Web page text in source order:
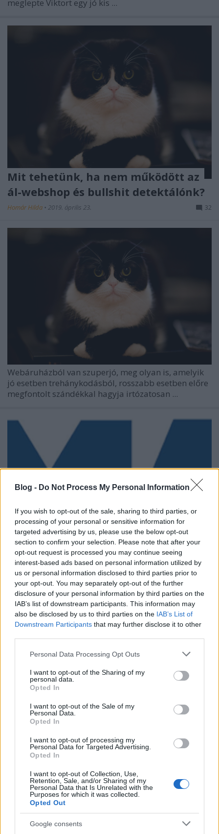
Blog - Do Not Process My Personal Information
If you wish to opt-out of the sale, sharing to third parties, or
processing of your personal or sensitive information for
targeted advertising by us, please use the below opt-out
section to confirm your selection. Please note that after your
opt-out request is processed you may continue seeing
interest-based ads based on personal information utilized by
us or personal information disclosed to third parties prior to
your opt-out. You may separately opt-out of the further
disclosure of your personal information by third parties on the
IAB’s list of downstream participants. This information may
also be disclosed by us to third parties on the IAB’s List of
Downstream Participants that may further disclose it to other
Please note that this website/app uses one or more Google
not limited to your visit or usage behaviour. You may click to
grant or deny consent to Google and its third-party tags to
use your data for below specified purposes in below Google
consent section.
Personal Data Processing Opt Outs
I want to opt-out of the Sharing of my
personal data.
Opted In
I want to opt-out of the Sale of my
Personal Data.
Opted In
I want to opt-out of processing my
Personal Data for Targeted Advertising.
Opted In
I want to opt-out of Collection, Use,
Retention, Sale, and/or Sharing of my
Personal Data that Is Unrelated with the
Purposes for which it was collected.
Opted Out
Google consents
meglepte Viktort egy jó kis ...
Mit tehetünk, ha nem működött az
ál-webshop és bullshit detektálónk?
Homár Hilda • 2019. április 23. 32
Webáruházból van szuperjó, meg olyan is, amelyik
jó esetben trehánykodásból, rosszabb esetben előre
megfontolt szándékkal hagyja irtózatosan ...
Emag-sztorik erős idegzetűeknek
Homár Hilda•2019. április 08.
magyarországi e-kereskedelem két meghatározó
szereplője, a már nyolc országban jelenlevő Extreme